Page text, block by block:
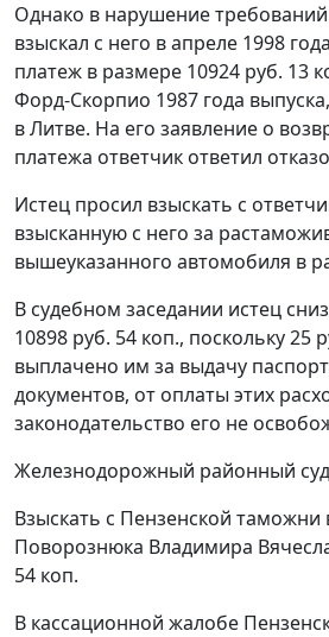
Однако в нарушение требований
взыскал с него в апреле 1998
платеж в размере 10924 руб. 13
Форд-Скорпио 1987 года
в Литве. На его заявление о
платежа ответчик ответил
Истец просил взыскать с
взысканную с него за
вышеуказанного автомобиля в
В судебном заседании истец
10898 руб. 54 коп., поскольку 25
выплачено им за выдачу
документов, от оплаты этих
законодательство его не
Железнодорожный районный
Взыскать с Пензенской таможни
Поворознюка Владимира
54 коп.
В кассационной жалобе